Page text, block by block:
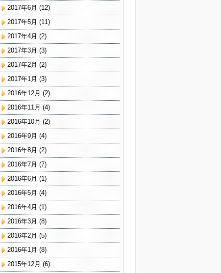
2017年6月 (12)
2017年5月 (11)
2017年4月 (2)
2017年3月 (3)
2017年2月 (2)
2017年1月 (3)
2016年12月 (2)
2016年11月 (4)
2016年10月 (2)
2016年9月 (4)
2016年8月 (2)
2016年7月 (7)
2016年6月 (1)
2016年5月 (4)
2016年4月 (1)
2016年3月 (8)
2016年2月 (5)
2016年1月 (8)
2015年12月 (6)